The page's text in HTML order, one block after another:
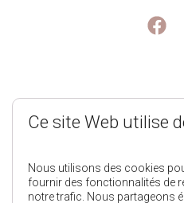
Mentions
Ce site Web utilise
Nous utilisons des cookies
fournir des fonctionnalités de
notre trafic. Nous partageons